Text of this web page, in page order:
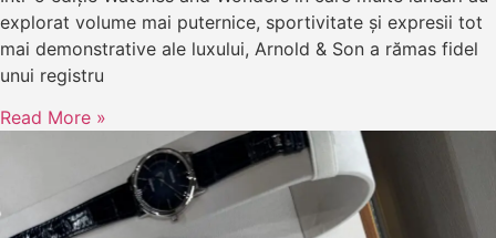
explorat volume mai puternice, sportivitate și expresii tot
mai demonstrative ale luxului, Arnold & Son a rămas fidel
unui registru
Read More »